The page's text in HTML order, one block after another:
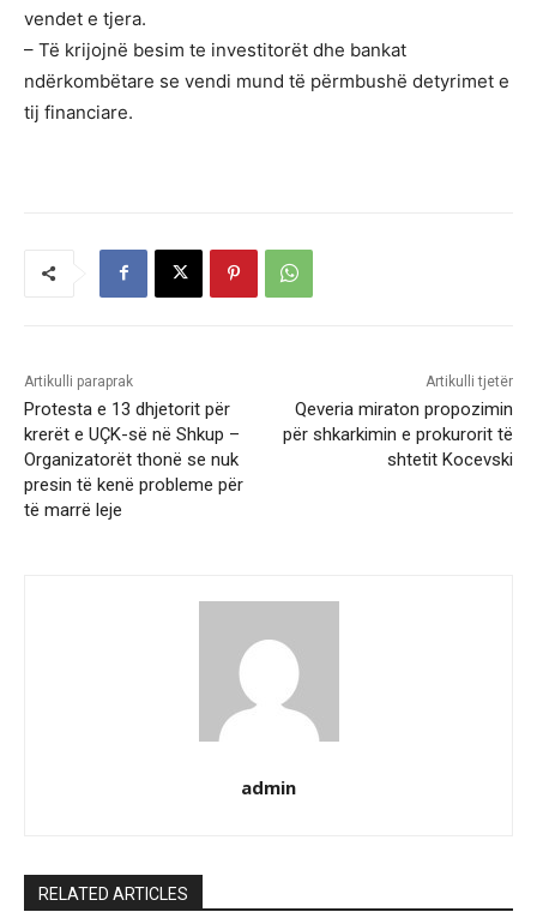
vendet e tjera.
– Të krijojnë besim te investitorët dhe bankat
ndërkombëtare se vendi mund të përmbushë detyrimet e
tij financiare.
Artikulli paraprak
Protesta e 13 dhjetorit për
krerët e UÇK-së në Shkup –
Organizatorët thonë se nuk
presin të kenë probleme për
të marrë leje
Artikulli tjetër
Qeveria miraton propozimin
për shkarkimin e prokurorit të
shtetit Kocevski
admin
RELATED ARTICLES